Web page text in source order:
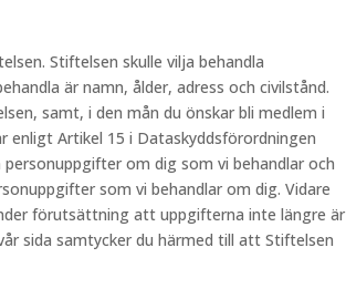
Stiftelsen skulle vilja behandla
är namn, ålder, adress och civilstånd.
samt, i den mån du önskar bli medlem i
enligt Artikel 15 i Dataskyddsförordningen
om dig som vi behandlar och
som vi behandlar om dig. Vidare
förutsättning att uppgifterna inte längre är
sida samtycker du härmed till att Stiftelsen